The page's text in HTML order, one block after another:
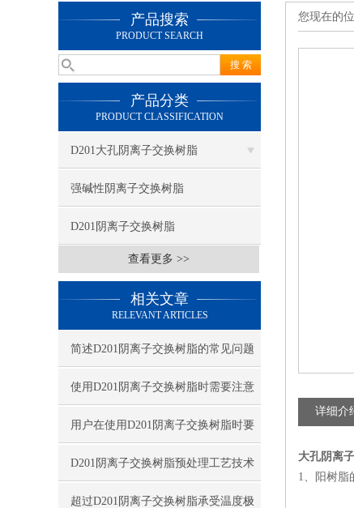
产品搜索
PRODUCT SEARCH
产品分类
PRODUCT CLASSIFICATION
D201大孔阴离子交换树脂
强碱性阴离子交换树脂
D201阴离子交换树脂
查看更多 >>
相关文章
RELEVANT ARTICLES
简述D201阴离子交换树脂的常见问题
相应解决方法
使用D201阴离子交换树脂时需要注意
的事项分享
用户在使用D201阴离子交换树脂时要
对其特性适当了解
D201阴离子交换树脂预处理工艺技术
指南
超过D201阴离子交换树脂承受温度极
您现在的位
详细介
大孔阴离
1、阳树脂